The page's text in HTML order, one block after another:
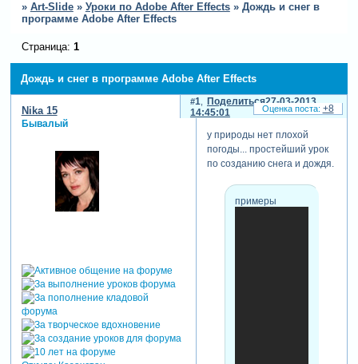
» Art-Slide » Уроки по Adobe After Effects » Дождь и снег в
программе Adobe After Effects
Дождь и снег в программе Adobe After Effects
Страница: 1
Поделиться
1
27-03-2013
14:45:01
Nika 15
Бывалый
у природы нет плохой
погоды... простейший урок
по созданию снега и дождя.
примеры
+8